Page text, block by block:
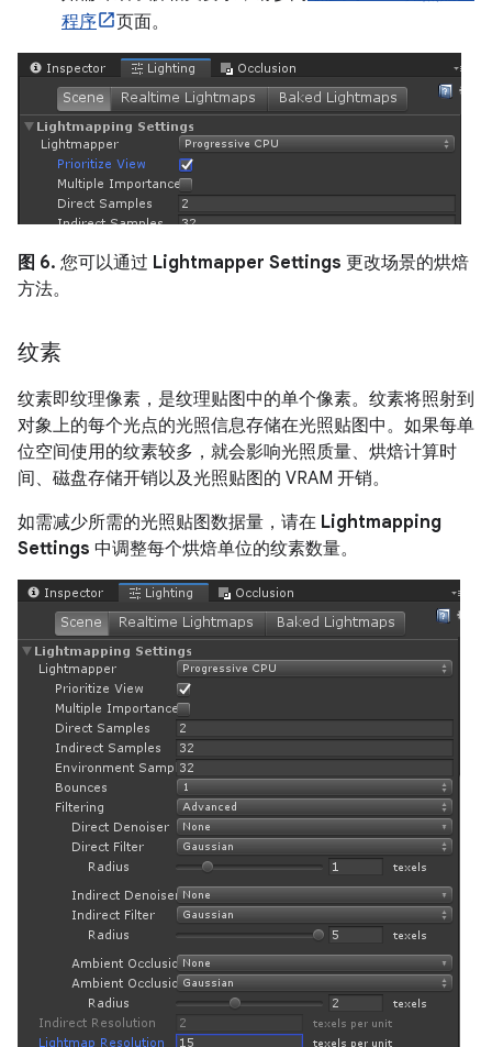
程序
页面。
图 6. 您可以通过 Lightmapper Settings 更改场景的烘焙
方法。
纹素
纹素即纹理像素，是纹理贴图中的单个像素。 纹素将照射到
对象上的每个光点的光照信息存储在光照贴图中。如果每单
位空间使用的纹素较多，就会影响光照质量、烘焙计算时
间、磁盘存储开销以及光照贴图的 VRAM 开销。
如需减少所需的光照贴图数据量，请在 Lightmapping
Settings 中调整每个烘焙单位的纹素数量。